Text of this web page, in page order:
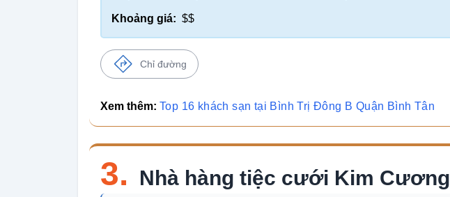
Khoảng giá: $$
Chỉ đường
Xem thêm: Top 16 khách sạn tại Bình Trị Đông B Quận Bình Tân
3. Nhà hàng tiệc cưới Kim Cương